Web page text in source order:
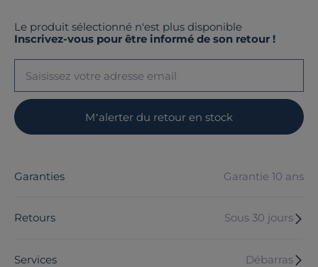
Le produit sélectionné n'est plus disponible
Inscrivez-vous pour être informé de son retour !
M’alerter du retour en stock
Garanties Garantie 10 ans
Retours Sous 30 jours
Services Débarras